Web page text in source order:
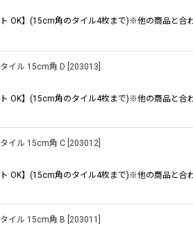
ト OK】(15cm角のタイル4枚まで)※他の商品と
イル 15cm角 D 203013
ト OK】(15cm角のタイル4枚まで)※他の商品と
イル 15cm角 C 203012
ト OK】(15cm角のタイル4枚まで)※他の商品と
イル 15cm角 B 203011